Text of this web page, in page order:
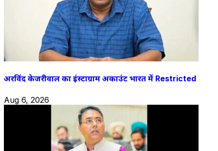
अरविंद केजरीवाल का इंस्टाग्राम अकाउंट भारत में Restricted
Aug 6, 2026